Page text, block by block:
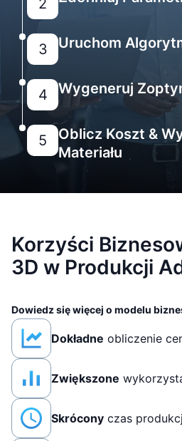
3 Uruchom
4 Wygeneruj
5
Oblicz Koszt &
Materiału
Korzyści
3D w Produkcji
Dowiedz się więcej o modelu
Dokładne obliczenie
Zwiększone
Skrócony czas